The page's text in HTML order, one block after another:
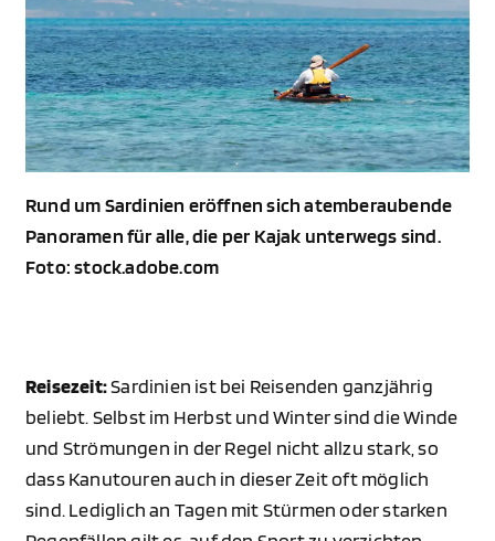
Rund um Sardinien eröffnen sich atemberaubende
Panoramen für alle, die per Kajak unterwegs sind.
Foto: stock.adobe.com
Reisezeit:Sardinien ist bei Reisenden ganzjährig
beliebt. Selbst im Herbst und Winter sind die Winde
und Strömungen in der Regel nicht allzu stark, so
dass Kanutouren auch in dieser Zeit oft möglich
sind. Lediglich an Tagen mit Stürmen oder starken